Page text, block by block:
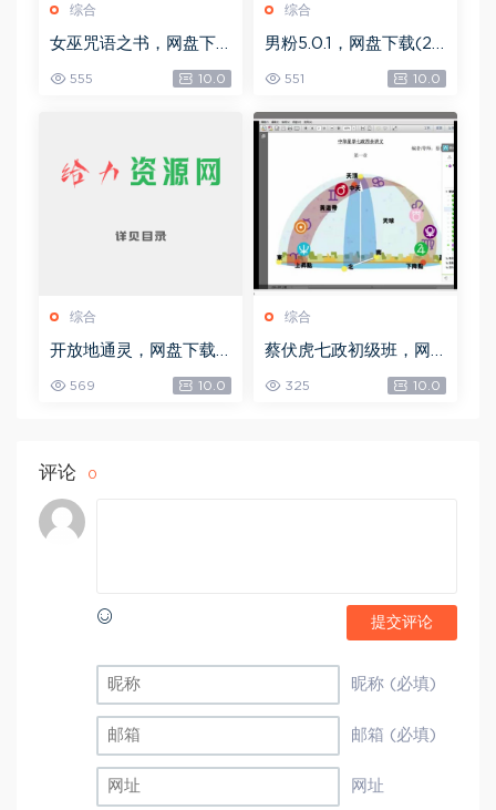
综合
女巫咒语之书，网盘下
555 10.0
综合
男粉5.0.1，网盘下载(25
551 10.0
综合
开放地通灵，网盘下载
569 10.0
综合
蔡伏虎七政初级班，网
325 10.0
评论 0
提交评论
昵称 (必填)
邮箱 (必填)
网址